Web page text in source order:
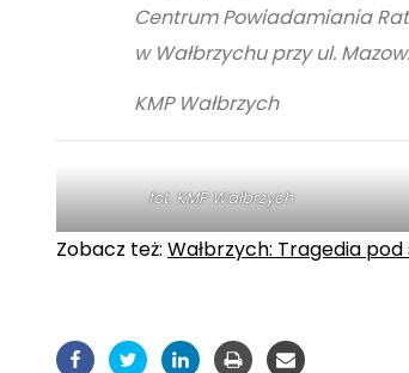
Centrum Powiadamiania
w Wałbrzychu przy ul.
KMP Wałbrzych
fot. KMP Wałbrzych
Zobacz też: Wałbrzych: Tragedia